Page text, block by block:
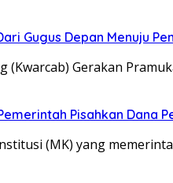
Gugus Depan Menuju
(Kwarcab) Gerakan
Pisahkan Dana
(MK) yang